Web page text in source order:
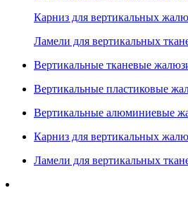
Карниз для вертикальных
Ламели для вертикальных
Вертикальные тканевые
Вертикальные пластиковые
Вертикальные алюминиевые
Карниз для вертикальных
Ламели для вертикальных